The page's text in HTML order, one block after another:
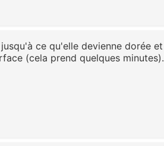
ce qu'elle devienne dorée et
(cela prend quelques minutes).